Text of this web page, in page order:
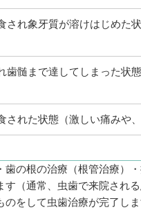
され象牙質が溶けはじめた
歯髄まで達してしまった状
された状態（激しい痛みや
の根の治療（根管治療）
す（通常、虫歯で来院され
をして虫歯治療が完了しま